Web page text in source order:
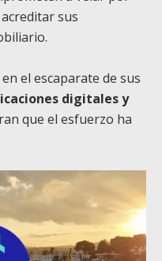
sus
el escaparate de sus
digitales y
que el esfuerzo ha